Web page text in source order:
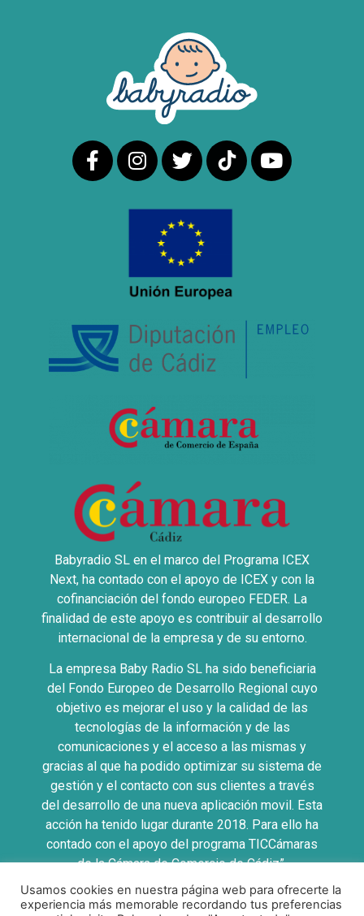
Babyradio SL en el marco del Programa ICEX
Next, ha contado con el apoyo de ICEX y con la
cofinanciación del fondo europeo FEDER. La
finalidad de este apoyo es contribuir al desarrollo
internacional de la empresa y de su entorno.
La empresa Baby Radio SL ha sido beneficiaria
del Fondo Europeo de Desarrollo Regional cuyo
objetivo es mejorar el uso y la calidad de las
tecnologías de la información y de las
comunicaciones y el acceso a las mismas y
gracias al que ha podido optimizar su sistema de
gestión y el contacto con sus clientes a través
del desarrollo de una nueva aplicación movil. Esta
acción ha tenido lugar durante 2018. Para ello ha
contado con el apoyo del programa TICCámaras
de la Cámara de Comercio de Cádiz”.
UNA MANERA DE HACER EUROPA
Usamos cookies en nuestra página web para ofrecerte la
experiencia más memorable recordando tus preferencias